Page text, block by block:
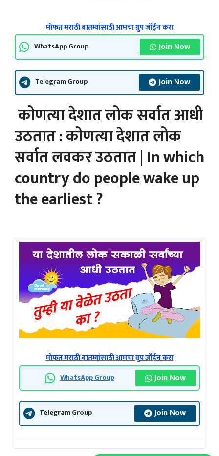
मोफत मराठी बातम्यांसाठी आमचा ग्रुप जॉईन करा
WhatsApp Group Join Now
Telegram Group Join Now
कोणत्या देशात लोक सर्वात आधी
उठतात : कोणत्या देशात लोक
सर्वात लवकर उठतात | In which
country do people wake up
the earliest ?
मोफत मराठी बातम्यांसाठी आमचा ग्रुप जॉईन करा
WhatsApp Group Join Now
Telegram Group Join Now